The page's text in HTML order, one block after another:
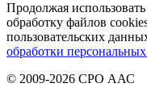
Продолжая
обработку файлов
пользовательских
обработки
© 2009-2026 СРО ААС